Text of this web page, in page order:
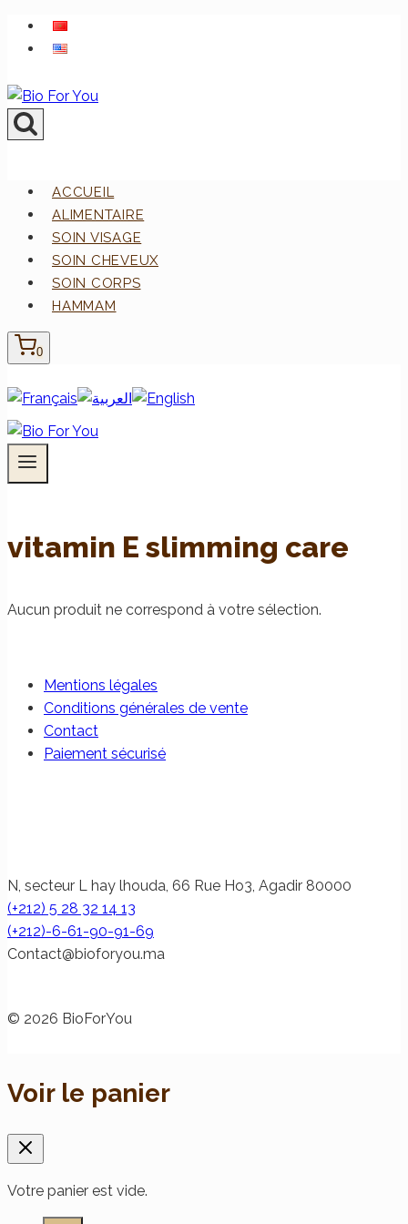
Aller
ACCUEIL
ALIMENTAIRE
SOIN VISAGE
SOIN CHEVEUX
SOIN CORPS
HAMMAM
0
vitamin E slimming care
Aucun produit ne correspond à votre sélection.
Mentions légales
Conditions générales de vente
Contact
Paiement sécurisé
N, secteur L hay lhouda, 66 Rue Ho3, Agadir 80000
(+212) 5 28 32 14 13
(+212)-6-61-90-91-69
am.uoyrofoib
@tcatnoC
© 2026 BioForYou
Voir le panier
Votre panier est vide.